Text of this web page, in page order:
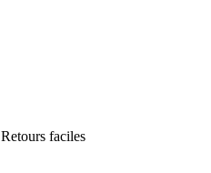
Retours faciles